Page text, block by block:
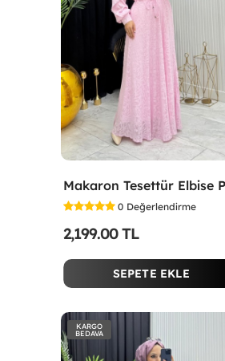
0 Değerlendirme
2,199.00 TL
SEPETE EKLE
KARGO
BEDAVA